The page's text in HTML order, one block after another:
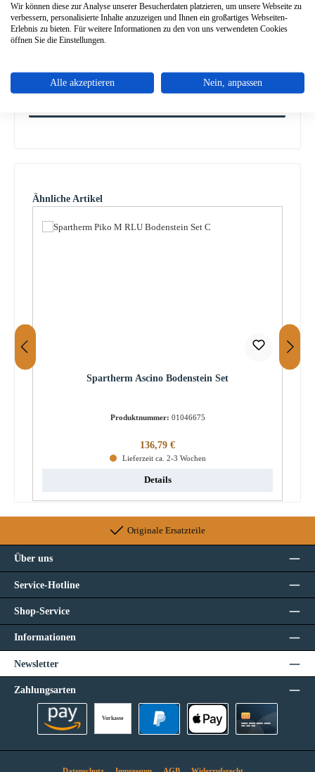
Beschreibung
Original Zugumlenkung für den Kaminofen Spartherm Ascino
Produktgalerie überspringen
Ähnliche Artikel
Spartherm Ascino Bodenstein Set
Produktnummer: 01046675
Regulärer Preis:
136,79 €
Lieferzeit ca. 2-3 Wochen
Details
Originale Ersatzteile
Über uns
Service-Hotline
Shop-Service
Informationen
Newsletter
Zahlungsarten
Vorkasse
Wir können diese zur Analyse unserer Besucherdaten platzieren, um unsere Webseite zu
verbessern, personalisierte Inhalte anzuzeigen und Ihnen ein großartiges Webseiten-
Erlebnis zu bieten. Für weitere Informationen zu den von uns verwendeten Cookies
öffnen Sie die Einstellungen.
Alle akzeptieren Nein, anpassen